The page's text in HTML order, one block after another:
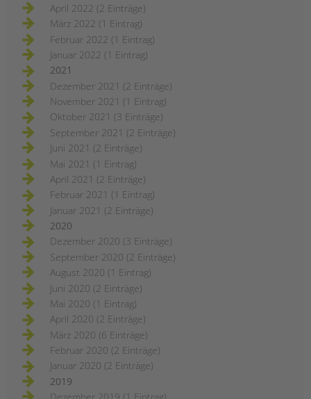
April 2022 (2 Einträge)
März 2022 (1 Eintrag)
Februar 2022 (1 Eintrag)
Januar 2022 (1 Eintrag)
2021
Dezember 2021 (2 Einträge)
November 2021 (1 Eintrag)
Oktober 2021 (3 Einträge)
September 2021 (2 Einträge)
Juni 2021 (2 Einträge)
Mai 2021 (1 Eintrag)
April 2021 (2 Einträge)
Februar 2021 (1 Eintrag)
Januar 2021 (2 Einträge)
2020
Dezember 2020 (3 Einträge)
September 2020 (2 Einträge)
August 2020 (1 Eintrag)
Juni 2020 (2 Einträge)
Mai 2020 (1 Eintrag)
April 2020 (2 Einträge)
März 2020 (6 Einträge)
Februar 2020 (2 Einträge)
Januar 2020 (2 Einträge)
2019